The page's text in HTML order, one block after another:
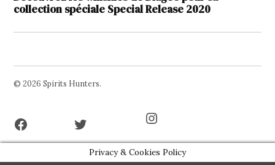
collection spéciale Special Release 2020
© 2026 Spirits Hunters.
Privacy & Cookies Policy